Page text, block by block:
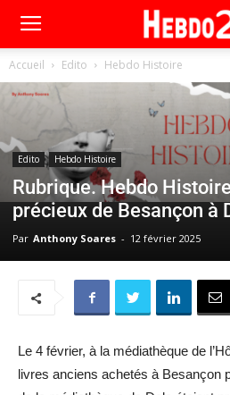
Accueil Edito Hebdo Histoire
Edito Hebdo Histoire
Rubrique. Hebdo
précieux de Besançon à
Par Anthony Soares - 12 février 2025
Le 4 février, à la médiathèque de
livres anciens achetés à Besançon